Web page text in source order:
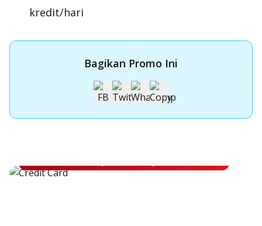
kredit/hari
Bagikan Promo Ini
Apply Kartu Kredit OCBC NISP